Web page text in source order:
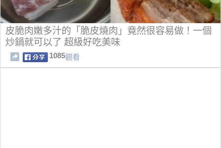
皮脆肉嫩多汁的「脆皮燒肉」竟然很容易做！一個
炒鍋就可以了 超級好吃美味
1085觀看